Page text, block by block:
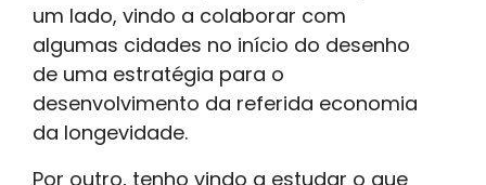
um lado, vindo a colaborar com
algumas cidades no início do desenho
de uma estratégia para o
desenvolvimento da referida economia
da longevidade.
Por outro, tenho vindo a estudar o que